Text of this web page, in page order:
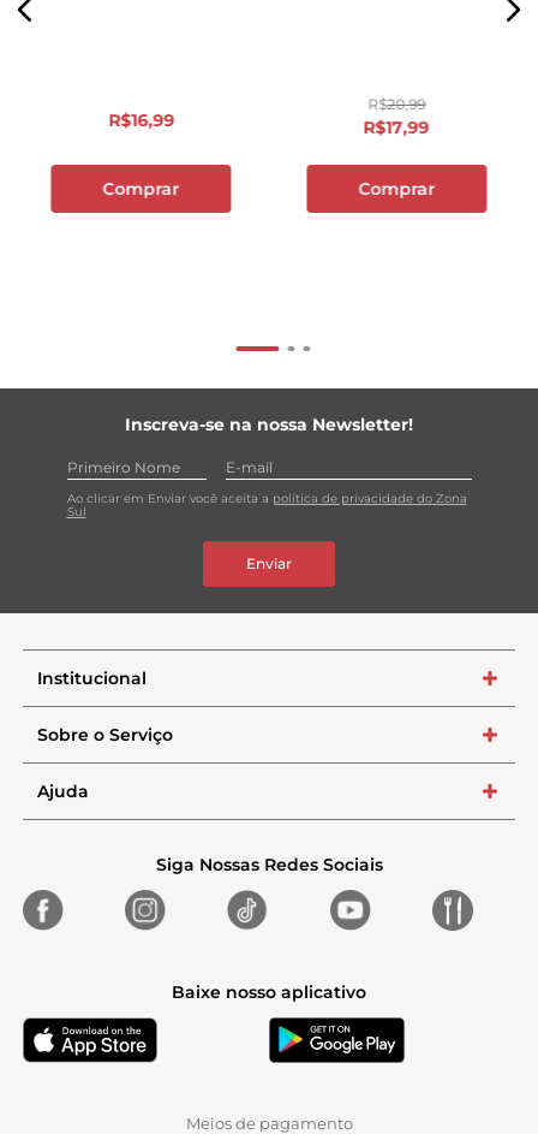
R$16,99
Comprar
R$20,99
R$17,99
Comprar
Inscreva-se na nossa Newsletter!
Ao clicar em Enviar você aceita a política de privacidade do Zona
Sul
Enviar
Institucional +
Sobre o Serviço +
Ajuda +
Siga Nossas Redes Sociais
Baixe nosso aplicativo
Meios de pagamento